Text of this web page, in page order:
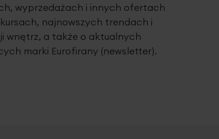
wyprzedażach i innych ofertach
najnowszych trendach i
wnętrz, a także o aktualnych
marki Eurofirany (newsletter).